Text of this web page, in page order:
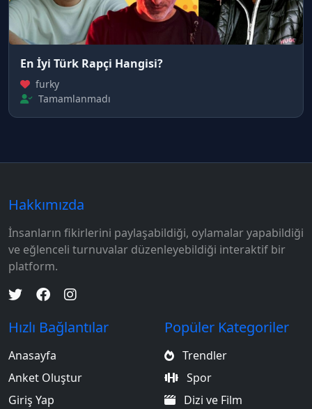
En İyi Türk Rapçi Hangisi?
furky
Tamamlanmadı
Hakkımızda
İnsanların fikirlerini paylaşabildiği, oylamalar yapabildiği
ve eğlenceli turnuvalar düzenleyebildiği interaktif bir
platform.
Hızlı Bağlantılar
Anasayfa
Anket Oluştur
Giriş Yap
Popüler Kategoriler
Trendler
Spor
Dizi ve Film